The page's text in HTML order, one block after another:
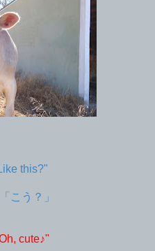
this?"
こう？」
cute♪"